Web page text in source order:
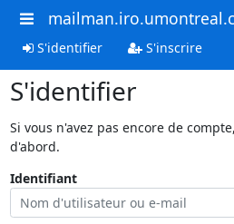
S'identifier S'inscrire
S'identifier
Si vous n'avez pas encore de
d'abord.
Identifiant